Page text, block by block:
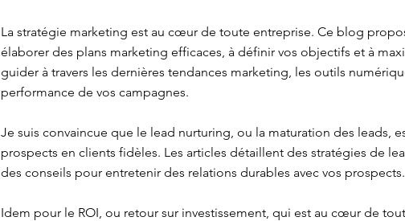
La stratégie marketing est au cœur de toute entreprise. Ce blog
élaborer des plans marketing efficaces, à définir vos objectifs et à
guider à travers les dernières tendances marketing, les outils
performance de vos campagnes.
Je suis convaincue que le lead nurturing, ou la maturation des leads,
prospects en clients fidèles. Les articles détaillent des stratégies de
des conseils pour entretenir des relations durables avec vos prospects.
Idem pour le ROI, ou retour sur investissement, qui est au cœur de